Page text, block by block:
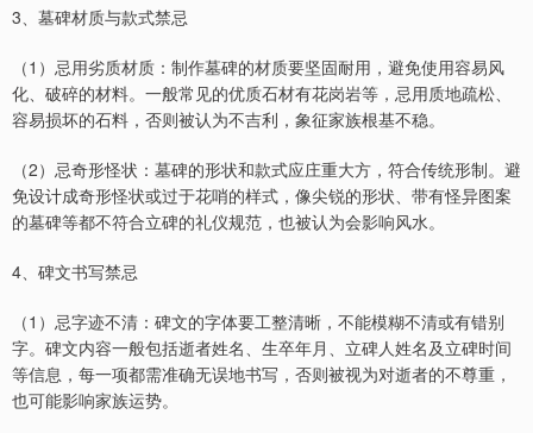
3、墓碑材质与款式禁忌
（1）忌用劣质材质：制作墓碑的材质要坚固耐用，避免使用容易风
化、破碎的材料。一般常见的优质石材有花岗岩等，忌用质地疏松、
容易损坏的石料，否则被认为不吉利，象征家族根基不稳。
（2）忌奇形怪状：墓碑的形状和款式应庄重大方，符合传统形制。避
免设计成奇形怪状或过于花哨的样式，像尖锐的形状、带有怪异图案
的墓碑等都不符合立碑的礼仪规范，也被认为会影响风水。
4、碑文书写禁忌
（1）忌字迹不清：碑文的字体要工整清晰，不能模糊不清或有错别
字。碑文内容一般包括逝者姓名、生卒年月、立碑人姓名及立碑时间
等信息，每一项都需准确无误地书写，否则被视为对逝者的不尊重，
也可能影响家族运势。